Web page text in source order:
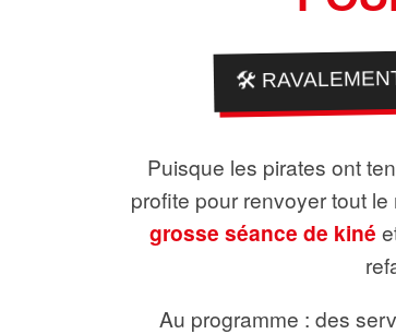
🛠️
Puisque les pirates ont
profite pour renvoyer tout
grosse séance de kiné
Au programme : des